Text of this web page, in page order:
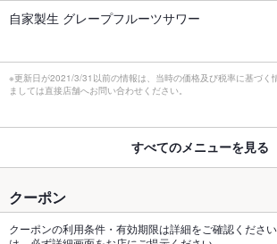
自家製生 グレープフルーツサワー
※更新日が2021/3/31以前の情報は、当時の価格及び税率に基づく
ましては直接店舗へお問い合わせください。
すべてのメニューを見る
クーポン
クーポンの利用条件・有効期限は詳細をご確認くださ